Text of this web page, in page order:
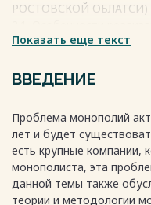
РОСТОВСКОЙ ОБЛАТСИ)
на экономику Ростовской
экономике Ростовской
ГЛАВА 3.
ПРИМЕРЕ РОТСОВСКОЙ
3.1. Особенности
регулирования в
3.2. Основные
Ростовской области 25
Показать еще текст
ВВЕДЕНИЕ
Проблема монополий
лет и будет
есть крупные компании,
монополиста, эта
данной темы также
теории и методологии